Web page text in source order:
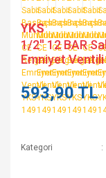
YKS
1/2'' 12 BAR
Emniyet
593,90 TL
Kategori